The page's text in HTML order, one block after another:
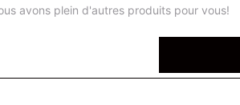
Omelette, crevettes, légumes, mayonnaise
Beignet de thon, menthe, avocat
avons plein d'autres produits pour vous!